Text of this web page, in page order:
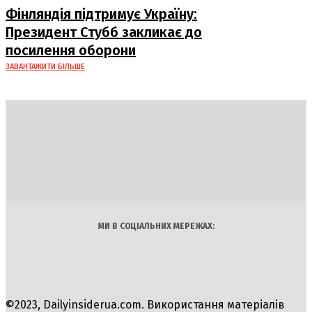
Фінляндія підтримує Україну:
Президент Стубб закликає до
посилення оборони
ЗАВАНТАЖИТИ БІЛЬШЕ
МИ В СОЦІАЛЬНИХ МЕРЕЖАХ:
©2023, Dailyinsiderua.com. Використання матеріалів